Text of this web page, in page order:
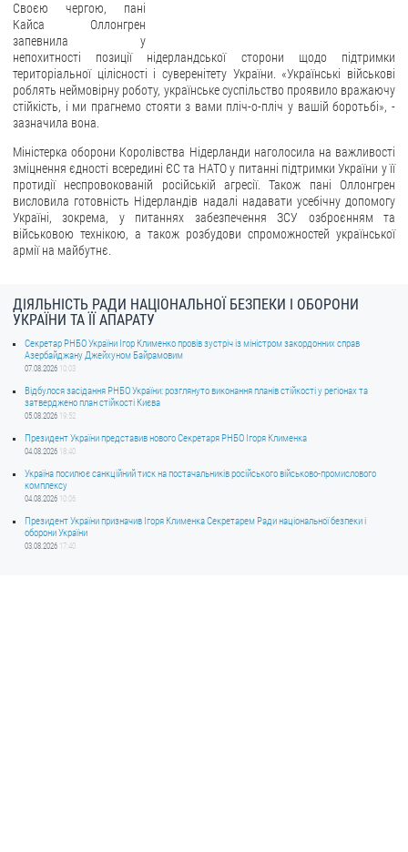
Своєю чергою, пані
Кайса Оллонгрен
запевнила у
непохитності позиції нідерландської сторони щодо підтримки
територіальної цілісності і суверенітету України. «Українські військові
роблять неймовірну роботу, українське суспільство проявило вражаючу
стійкість, і ми прагнемо стояти з вами пліч-о-пліч у вашій боротьбі», -
зазначила вона.
Міністерка оборони Королівства Нідерланди наголосила на важливості
зміцнення єдності всередині ЄС та НАТО у питанні підтримки України у її
протидії неспровокованій російській агресії. Також пані Оллонгрен
висловила готовність Нідерландів надалі надавати усебічну допомогу
Україні, зокрема, у питаннях забезпечення ЗСУ озброєнням та
військовою технікою, а також розбудови спроможностей української
армії на майбутнє.
ДІЯЛЬНІСТЬ РАДИ НАЦІОНАЛЬНОЇ БЕЗПЕКИ І ОБОРОНИ
УКРАЇНИ ТА ЇЇ АПАРАТУ
Секретар РНБО України Ігор Клименко провів зустріч із міністром закордонних справ
Азербайджану Джейхуном Байрамовим
07.08.2026 10:03
Відбулося засідання РНБО України: розглянуто виконання планів стійкості у регіонах та
затверджено план стійкості Києва
05.08.2026 19:52
Президент України представив нового Секретаря РНБО Ігоря Клименка
04.08.2026 18:40
Україна посилює санкційний тиск на постачальників російського військово-промислового
комплексу
04.08.2026 10:06
Президент України призначив Ігоря Клименка Секретарем Ради національної безпеки і
оборони України
03.08.2026 17:40